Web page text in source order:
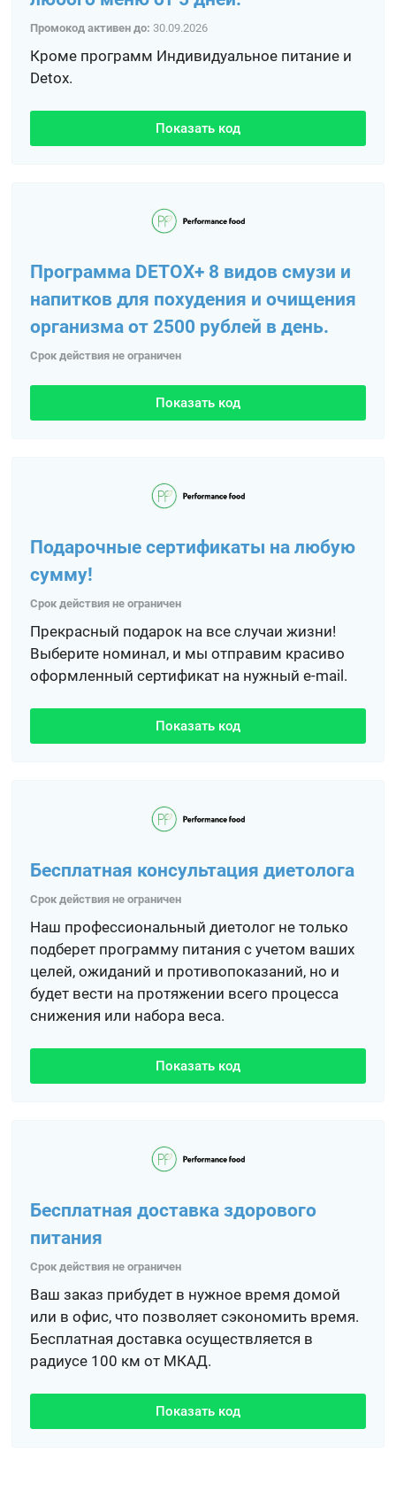
Промокод активен до: 30.09.2026
Кроме программ Индивидуальное питание и
Detox.
Показать код
Программа DETOX+ 8 видов смузи и
напитков для похудения и очищения
организма от 2500 рублей в день.
Срок действия не ограничен
Показать код
Подарочные сертификаты на любую
сумму!
Срок действия не ограничен
Прекрасный подарок на все случаи жизни!
Выберите номинал, и мы отправим красиво
оформленный сертификат на нужный e-mail.
Показать код
Бесплатная консультация диетолога
Срок действия не ограничен
Наш профессиональный диетолог не только
подберет программу питания с учетом ваших
целей, ожиданий и противопоказаний, но и
будет вести на протяжении всего процесса
снижения или набора веса.
Показать код
Бесплатная доставка здорового
питания
Срок действия не ограничен
Ваш заказ прибудет в нужное время домой
или в офис, что позволяет сэкономить время.
Бесплатная доставка осуществляется в
радиусе 100 км от МКАД.
Показать код